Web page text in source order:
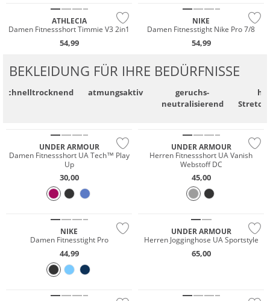
ATHLECIA
Damen Fitnessshort Timmie V3 2in1
54,99
NIKE
Damen Fitnesstight Nike Pro 7/8
54,99
BEKLEIDUNG FÜR IHRE BEDÜRFNISSE
schnell­trocknend atmungsaktiv
geruchs­
neutralisierend
UNDER ARMOUR
Damen Fitnessshort UA Tech™ Play
Up
30,00
UNDER ARMOUR
Herren Fitnessshort UA Vanish
Webstoff DC
45,00
NIKE
Damen Fitnesstight Pro
44,99
UNDER ARMOUR
Herren Jogginghose UA Sportstyle
65,00
Große Größen